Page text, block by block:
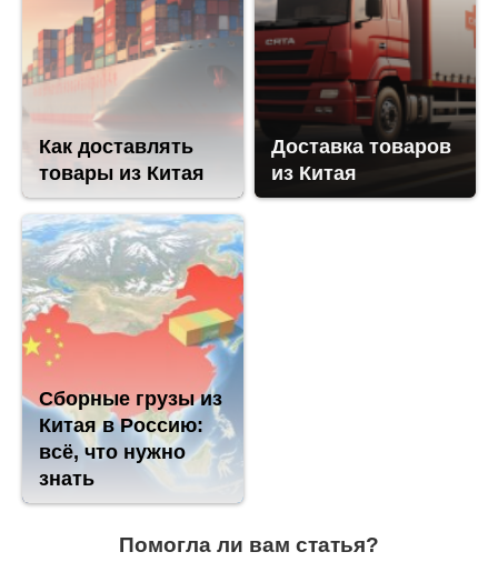
Как доставлять
товары из Китая
Доставка товаров
из Китая
Сборные грузы из
Китая в Россию:
всё, что нужно
знать
Помогла ли вам статья?